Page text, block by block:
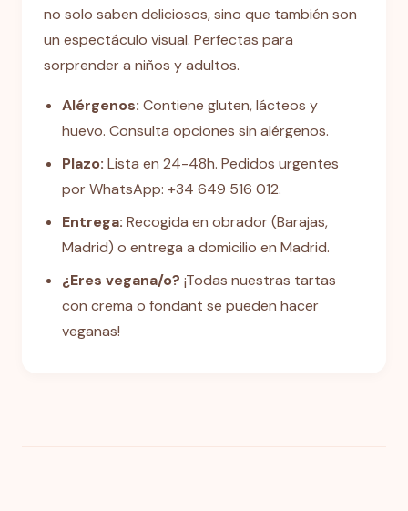
no solo saben deliciosos, sino que también son
un espectáculo visual. Perfectas para
sorprender a niños y adultos.
Alérgenos: Contiene gluten, lácteos y
huevo. Consulta opciones sin alérgenos.
Plazo: Lista en 24-48h. Pedidos urgentes
por WhatsApp: +34 649 516 012.
Entrega: Recogida en obrador (Barajas,
Madrid) o entrega a domicilio en Madrid.
¿Eres vegana/o? ¡Todas nuestras tartas
con crema o fondant se pueden hacer
veganas!